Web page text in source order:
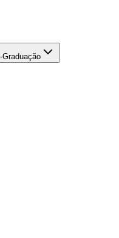
Graduação